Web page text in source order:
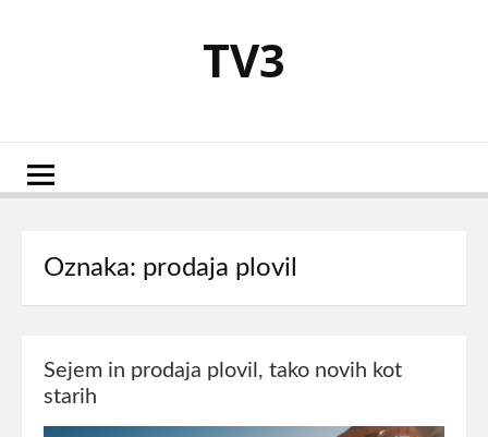
TV3
Oznaka: prodaja plovil
Sejem in prodaja plovil, tako novih kot
starih